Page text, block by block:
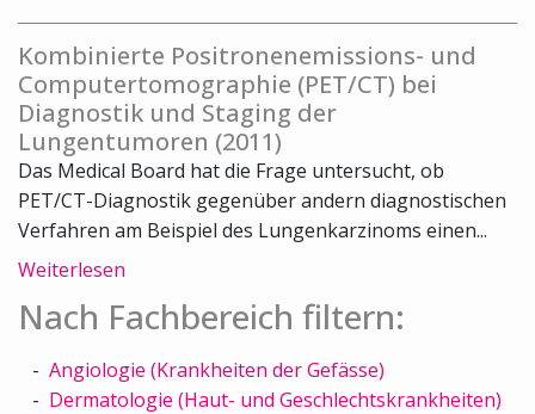
Kombinierte Positronenemissions- und
Computertomographie (PET/CT) bei
Diagnostik und Staging der
Lungentumoren (2011)
Das Medical Board hat die Frage untersucht, ob
PET/CT-Diagnostik gegenüber andern diagnostischen
Verfahren am Beispiel des Lungenkarzinoms einen...
Weiterlesen
Nach Fachbereich filtern:
Angiologie (Krankheiten der Gefässe)
Dermatologie (Haut- und Geschlechtskrankheiten)